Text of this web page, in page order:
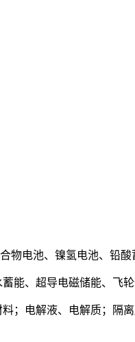
物电池、镍氢电池、铅
能、超导电磁储能、飞
；电解液、电解质；隔